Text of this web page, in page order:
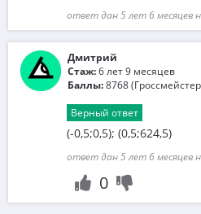
ответ дан 5 лет 6 месяцев
Дмитрий
Стаж:6 лет 9 месяцев
Баллы:8768
Верный ответ
(-0,5;0,5); (0,5;624,5)
ответ дан 5 лет 6 месяцев
0